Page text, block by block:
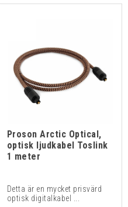
Proson Arctic Optical,
optisk ljudkabel Toslink
1 meter
Detta är en mycket prisvärd
optisk digitalkabel ...